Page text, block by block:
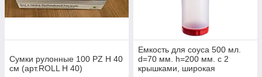
Сумки рулонные 100 PZ H 40
см (арт.ROLL H 40)
Емкость для соуса 500 мл.
d=70 мм. h=200 мм. с 2
крышками, широкая